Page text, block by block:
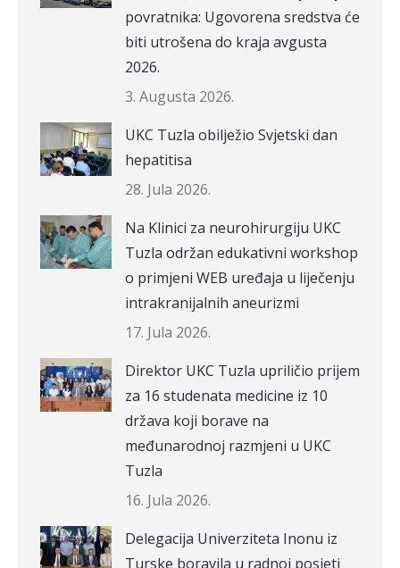
povratnika: Ugovorena sredstva će
biti utrošena do kraja avgusta
2026.
3. Augusta 2026.
UKC Tuzla obilježio Svjetski dan
hepatitisa
28. Jula 2026.
Na Klinici za neurohirurgiju UKC
Tuzla održan edukativni workshop
o primjeni WEB uređaja u liječenju
intrakranijalnih aneurizmi
17. Jula 2026.
Direktor UKC Tuzla upriličio prijem
za 16 studenata medicine iz 10
država koji borave na
međunarodnoj razmjeni u UKC
Tuzla
16. Jula 2026.
Delegacija Univerziteta Inonu iz
Turske boravila u radnoj posjeti